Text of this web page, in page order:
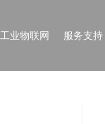
工业物联网 服务支持